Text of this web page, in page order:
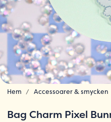
Hem Accessoarer & smycken
Bag Charm Pixel